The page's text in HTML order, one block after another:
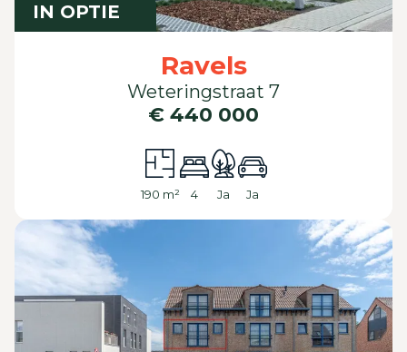
IN OPTIE
€ 440 000
Ravels
Weteringstraat 7
190 m² 4 Ja Ja